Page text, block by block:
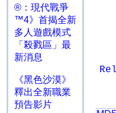
®：現代戰爭
™4》首揭全新
多人遊戲模式
「殺戮區」最
新消息
《黑色沙漠》
釋出全新職業
預告影片